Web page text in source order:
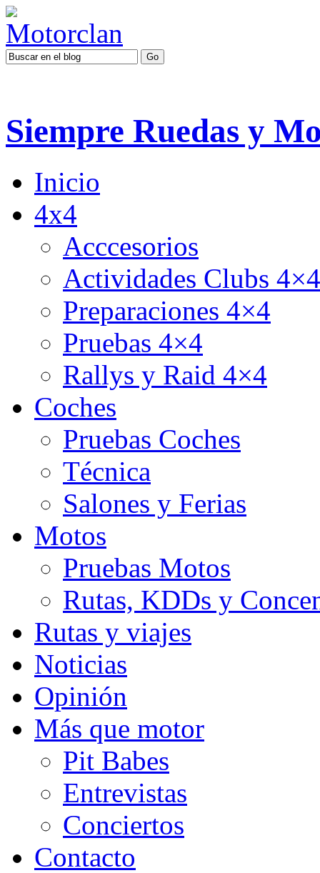
Siempre Ruedas y
Inicio
4x4
Acccesorios
Actividades Clubs 4×4
Preparaciones 4×4
Pruebas 4×4
Rallys y Raid 4×4
Coches
Pruebas Coches
Técnica
Salones y Ferias
Motos
Pruebas Motos
Rutas, KDDs y
Rutas y viajes
Noticias
Opinión
Más que motor
Pit Babes
Entrevistas
Conciertos
Contacto